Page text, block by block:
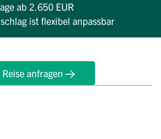
ab 2.650 EUR
ist flexibel anpassbar
Reise anfragen
BewertungenTermineFAQ